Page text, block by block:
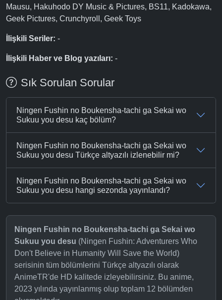
Mausu, Hakuhodo DY Music & Pictures, BS11, Kadokawa,
Geek Pictures, Crunchyroll, Geek Toys
İlişkili Seriler: -
İlişkili Haber ve Blog yazıları: -
Sık Sorulan Sorular
Ningen Fushin no Boukensha-tachi ga Sekai wo
Sukuu you desu kaç bölüm?
Ningen Fushin no Boukensha-tachi ga Sekai wo
Sukuu you desu Türkçe altyazılı izlenebilir mi?
Ningen Fushin no Boukensha-tachi ga Sekai wo
Sukuu you desu hangi sezonda yayınlandı?
Ningen Fushin no Boukensha-tachi ga Sekai wo
Sukuu you desu (Ningen Fushin: Adventurers Who
Don't Believe in Humanity Will Save the World)
serisinin tüm bölümlerini Türkçe altyazılı olarak
AnimeTR'de HD kalitede izleyebilirsiniz. Bu anime,
2023 yılında yayınlanmış olup toplam 12 bölümden